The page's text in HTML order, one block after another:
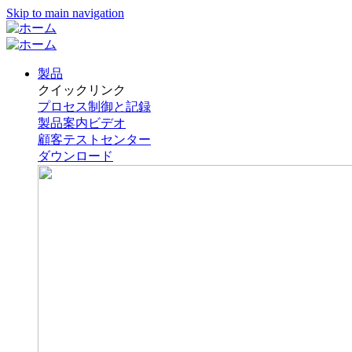
Skip to main navigation
製品
クイックリンク
プロセス制御と記録
製品案内ビデオ
顧客テストセンター
ダウンロード